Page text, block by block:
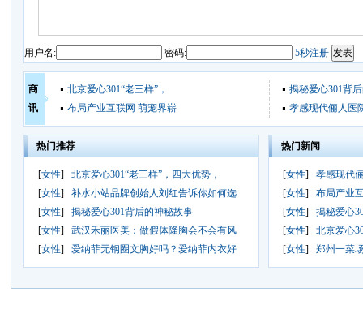
用户名: 密码: 5秒注册
商
讯
北京爱心301“老三样”，
揭秘爱心301背
布局产业互联网 萌宠界崭
孝感现代俪人医
热门推荐
[女性]
北京爱心301“老三样”，四大优势，
[女性]
补水小站品牌创始人刘红告诉你如何选
[女性]
揭秘爱心301背后的神秘故事
[女性]
武汉禾丽医美：做假体隆胸会不会有风
[女性] 爱纳菲无钢圈文胸好吗？爱纳菲内衣好
热门新闻
[女性]
孝感现代
[女性]
布局产业
[女性]
揭秘爱心
[女性]
北京爱心
[女性] 郑州一菜